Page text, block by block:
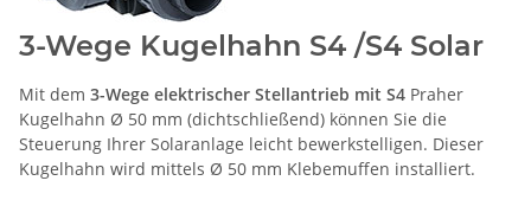
3-Wege Kugelhahn S4 /S4 Solar
Mit dem 3-Wege elektrischer Stellantrieb mit S4 Praher
Kugelhahn Ø 50 mm (dichtschließend) können Sie die
Steuerung Ihrer Solaranlage leicht bewerkstelligen. Dieser
Kugelhahn wird mittels Ø 50 mm Klebemuffen installiert.